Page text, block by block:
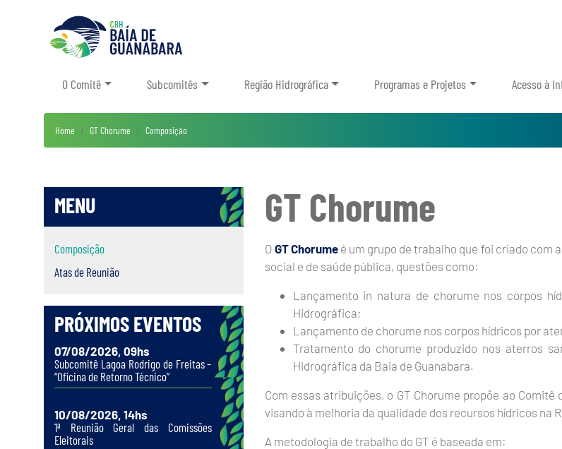
O Comitê Subcomitês Região Hidrográfica Programas e Projetos Acesso à
Home GT Chorume Composição
MENU
Composição
Atas de Reunião
PRÓXIMOS EVENTOS
07/08/2026, 09hs
Subcomitê Lagoa Rodrigo de Freitas –
“Oficina de Retorno Técnico”
10/08/2026, 14hs
1ª Reunião Geral das Comissões
Eleitorais
GT Chorume
O GT Chorumeé um grupo de trabalho que foi criado com
social e de saúde pública, questões como:
Lançamento in natura de chorume nos corpos
Hidrográfica;
Lançamento de chorume nos corpos hídricos por
Tratamento do chorume produzido nos aterros
Hidrográfica da Baia de Guanabara.
Com essas atribuições, o GT Chorume propõe ao
visando à melhoria da qualidade dos recursos hídricos na
A metodologia de trabalho do GT é baseada em: